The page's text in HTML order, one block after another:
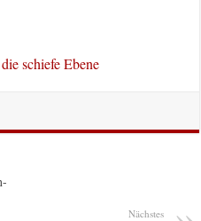
schiefe Ebene
Nächstes